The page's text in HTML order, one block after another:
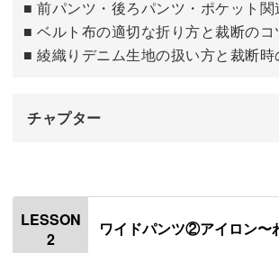
お教えします。
がどんどん楽しくなってきますよ♪
■ 前パンツ・後ろパンツ・ポケット
■ ベルト布の適切な折り方と裁断のコ
■ 綾織りデニム生地の扱い方と裁断時
チャプター
使用材料・道具
生地の目を整える
LESSON
2
ワイドパンツ②アイロン〜